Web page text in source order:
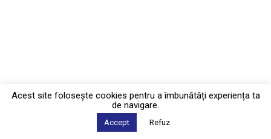
Acest site foloseşte cookies pentru a îmbunătăți experiența ta
de navigare.
Accept Refuz